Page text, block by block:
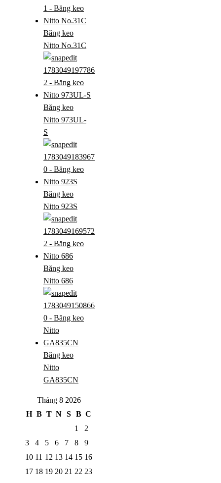
Băng keo
Nitto No.31C
Băng keo
Nitto 973UL-
S
Băng keo
Nitto 923S
Băng keo
Nitto 686
Băng keo
Nitto
GA835CN
Tháng 8 2026
H B T N S B C
1
2
3
4 5 6 7 8
9
10 11 12 13 14 15 16
17 18 19 20 21 22 23